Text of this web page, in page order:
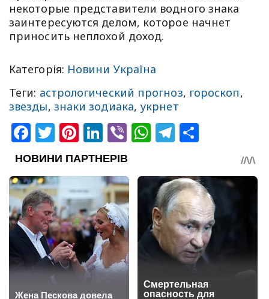
некоторые представители водного знака
заинтересуются делом, которое начнет
приносить неплохой доход.
Категорія: Новини Україна
Теги: астрологический прогноз, гороскоп,
звезды, знаки зодиака, укрнет
Facebook
Twitter
Pinterest
LinkedIn
ViberWhatsApp
Telegram